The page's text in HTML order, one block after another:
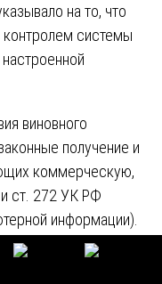
на то, что
контролем системы
виновного
получение и
коммерческую,
и ст. 272 УК РФ
информации).
— операция